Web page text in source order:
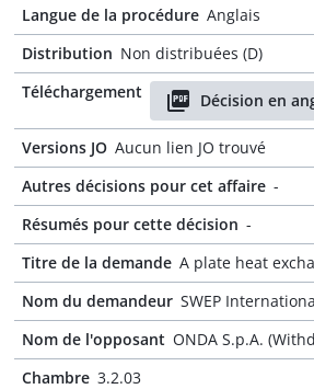
Langue de la procédure Anglais
Distribution Non distribuées (D)
Téléchargement
Décision en
Versions JO Aucun lien JO trouvé
Autres décisions pour cet affaire -
Résumés pour cette décision -
Titre de la demande A plate heat
Nom du demandeur SWEP
Nom de l'opposant ONDA S.p.A.
Chambre 3.2.03